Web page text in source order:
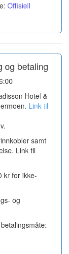
Offisiell
og betaling
Hotel &
Link til
samt
Link til
kr for ikke-
og